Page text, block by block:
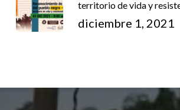
territorio de vida y
diciembre 1, 2021